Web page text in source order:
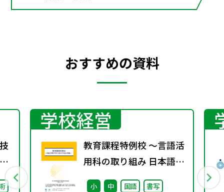
おすすめの資料
学校経営
教育課程特例校 ～言語活
用科の取り組み 日本語分
野編～
小 中 国語
書写